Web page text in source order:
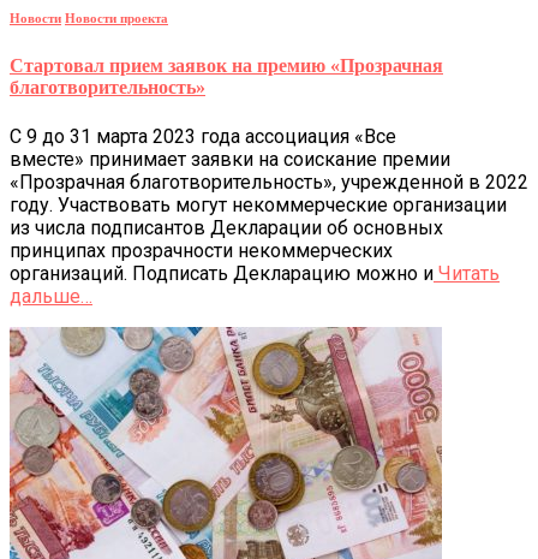
Новости Новости проекта
Стартовал прием заявок на премию «Прозрачная
благотворительность»
С 9 до 31 марта 2023 года ассоциация «Все
вместе» принимает заявки на соискание премии
«Прозрачная благотворительность», учрежденной в 2022
году. Участвовать могут некоммерческие организации
из числа подписантов Декларации об основных
принципах прозрачности некоммерческих
организаций. Подписать Декларацию можно и Читать
дальше…